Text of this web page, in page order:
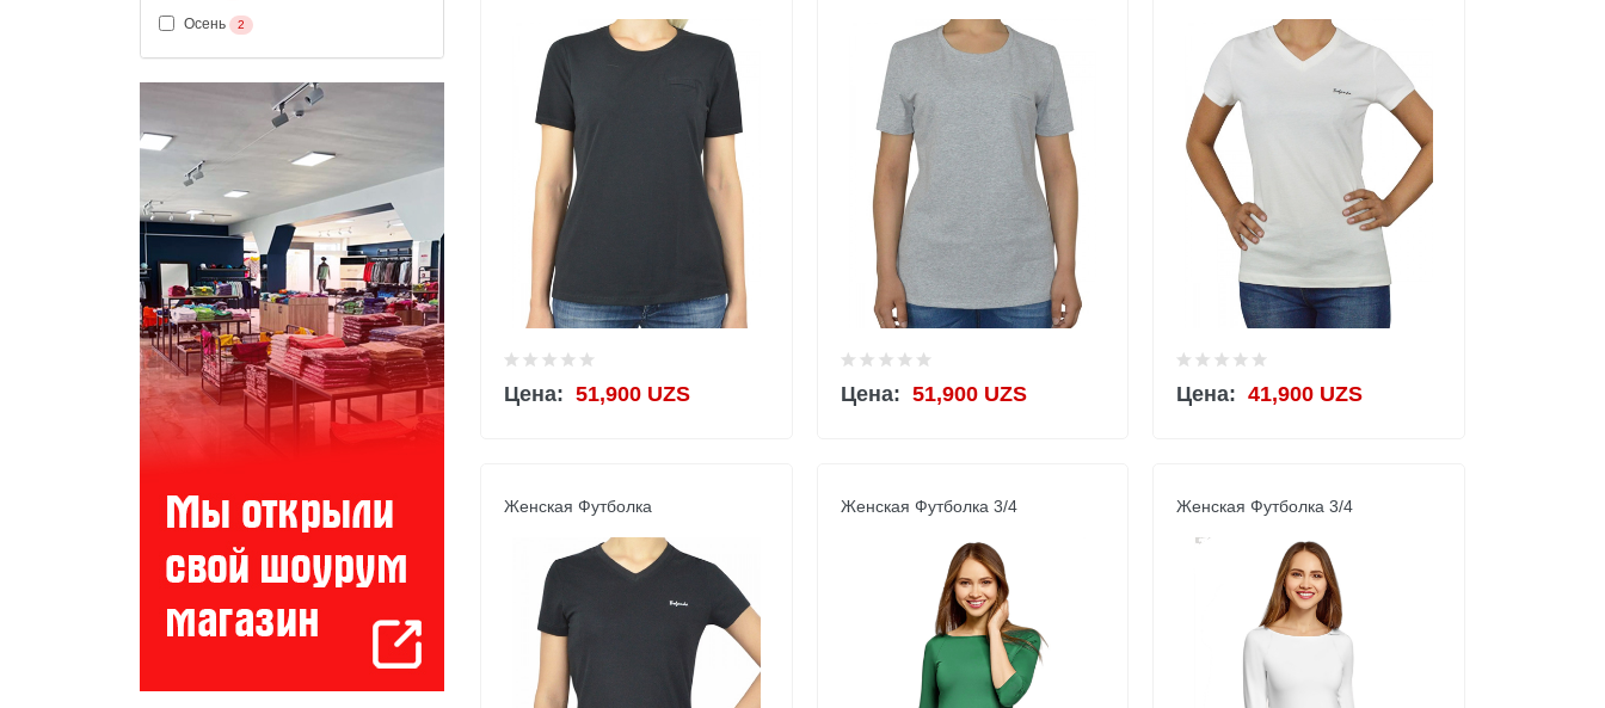
Осень 2
Цена: 51,900 UZS Цена: 51,900 UZS Цена: 41,900 UZS
Женская Футболка Женская Футболка 3/4 Женская Футболка 3/4